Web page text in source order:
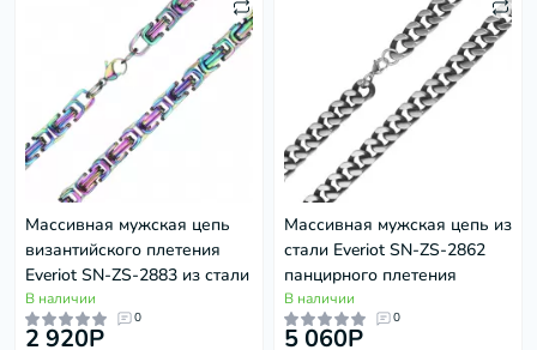
Массивная мужская цепь
византийского плетения
Everiot SN-ZS-2883 из стали
В наличии
0
2 920P
Массивная мужская цепь из
стали Everiot SN-ZS-2862
панцирного плетения
В наличии
0
5 060P